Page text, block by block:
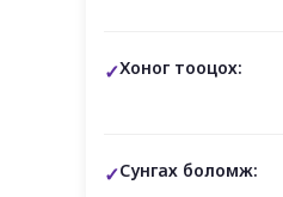
Хоног тооцох:
Сунгах боломж: